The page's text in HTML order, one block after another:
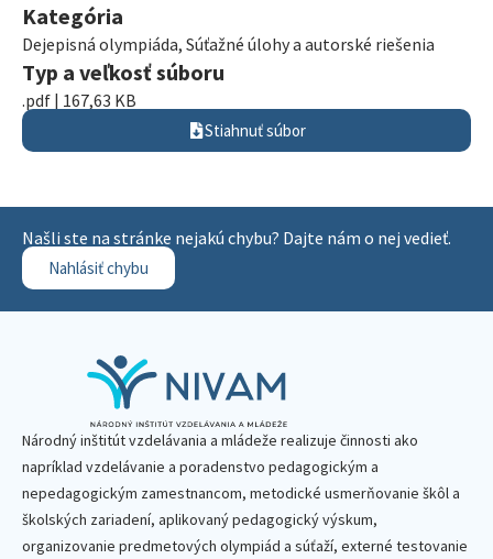
Kategória
Dejepisná olympiáda, Súťažné úlohy a autorské riešenia
Typ a veľkosť súboru
.pdf | 167,63 KB
Stiahnuť súbor
Našli ste na stránke nejakú chybu? Dajte nám o nej vedieť.
Nahlásiť chybu
Národný inštitút vzdelávania a mládeže realizuje činnosti ako
napríklad vzdelávanie a poradenstvo pedagogickým a
nepedagogickým zamestnancom, metodické usmerňovanie škôl a
školských zariadení, aplikovaný pedagogický výskum,
organizovanie predmetových olympiád a súťaží, externé testovanie